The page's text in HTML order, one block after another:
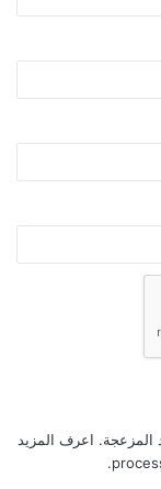
المزعجة. اعرف المزيد
.